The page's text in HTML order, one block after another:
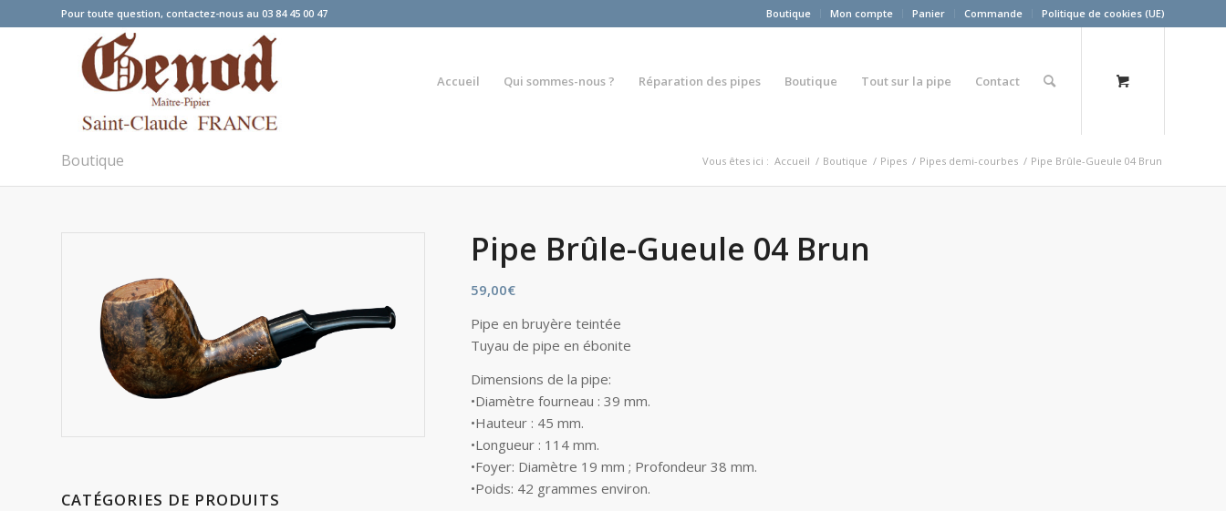
Boutique Mon compte Panier Commande Politique de cookies (UE)
Pour toute question, contactez-nous au 03 84 45 00 47
Accueil Qui sommes-nous ? Réparation des pipes Boutique Tout sur la pipe Contact
Boutique Vous êtes ici : Accueil / Boutique / Pipes / Pipes demi-courbes / Pipe Brûle-Gueule 04 Brun
CATÉGORIES DE PRODUITS
Pipe Brûle-Gueule 04 Brun
59,00€
Pipe en bruyère teintée
Tuyau de pipe en ébonite
Dimensions de la pipe:
•Diamètre fourneau : 39 mm.
•Hauteur : 45 mm.
•Longueur : 114 mm.
•Foyer: Diamètre 19 mm ; Profondeur 38 mm.
•Poids: 42 grammes environ.